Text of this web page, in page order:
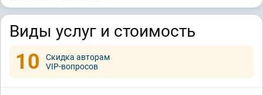
Виды услуг и стоимость
10
Скидка авторам
VIP-вопросов